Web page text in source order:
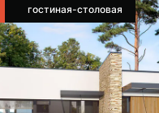
гостиная-столовая